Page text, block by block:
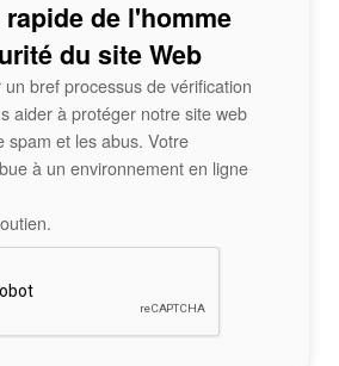
de l'homme
du site Web
bref processus de vérification
aider à protéger notre site web
spam et les abus. Votre
à un environnement en ligne